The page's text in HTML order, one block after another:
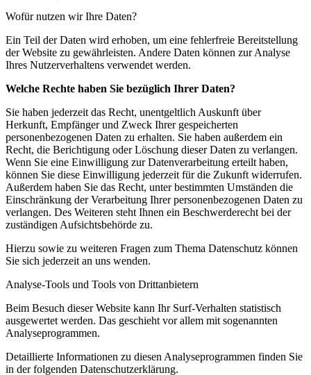
Wofür nutzen wir Ihre Daten?
Ein Teil der Daten wird erhoben, um eine fehlerfreie Bereitstellung
der Website zu gewährleisten. Andere Daten können zur Analyse
Ihres Nutzerverhaltens verwendet werden.
Welche Rechte haben Sie bezüglich Ihrer Daten?
Sie haben jederzeit das Recht, unentgeltlich Auskunft über
Herkunft, Empfänger und Zweck Ihrer gespeicherten
personenbezogenen Daten zu erhalten. Sie haben außerdem ein
Recht, die Berichtigung oder Löschung dieser Daten zu verlangen.
Wenn Sie eine Einwilligung zur Datenverarbeitung erteilt haben,
können Sie diese Einwilligung jederzeit für die Zukunft widerrufen.
Außerdem haben Sie das Recht, unter bestimmten Umständen die
Einschränkung der Verarbeitung Ihrer personenbezogenen Daten zu
verlangen. Des Weiteren steht Ihnen ein Beschwerderecht bei der
zuständigen Aufsichtsbehörde zu.
Hierzu sowie zu weiteren Fragen zum Thema Datenschutz können
Sie sich jederzeit an uns wenden.
Analyse-Tools und Tools von Dritt­anbietern
Beim Besuch dieser Website kann Ihr Surf-Verhalten statistisch
ausgewertet werden. Das geschieht vor allem mit sogenannten
Analyseprogrammen.
Detaillierte Informationen zu diesen Analyseprogrammen finden Sie
in der folgenden Datenschutzerklärung.